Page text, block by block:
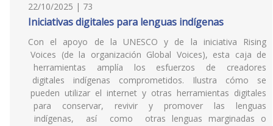
22/10/2025 | 73
Iniciativas digitales para lenguas indígenas
Con el apoyo de la UNESCO y de la iniciativa Rising
Voices (de la organización Global Voices), esta caja de
herramientas amplía los esfuerzos de creadores
digitales indígenas comprometidos. Ilustra cómo se
pueden utilizar el internet y otras herramientas digitales
para conservar, revivir y promover las lenguas
indígenas, así como otras lenguas marginadas o